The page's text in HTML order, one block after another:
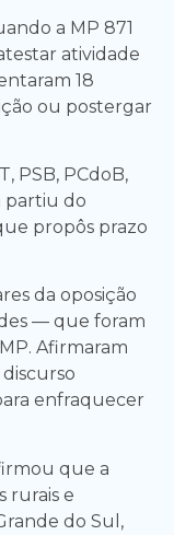
a MP 871
atividade
18
ou postergar
PSB, PCdoB,
partiu do
propôs prazo
da oposição
— que foram
Afirmaram
enfraquecer
que a
rurais e
do Sul,